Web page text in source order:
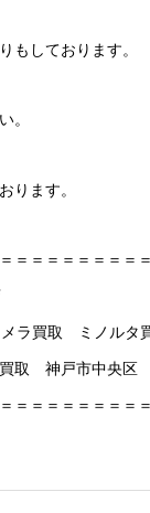
もしております。
。
ります。
＝＝＝＝＝＝＝＝
ラ買取 ミノルタ
取 神戸市中央
＝＝＝＝＝＝＝＝